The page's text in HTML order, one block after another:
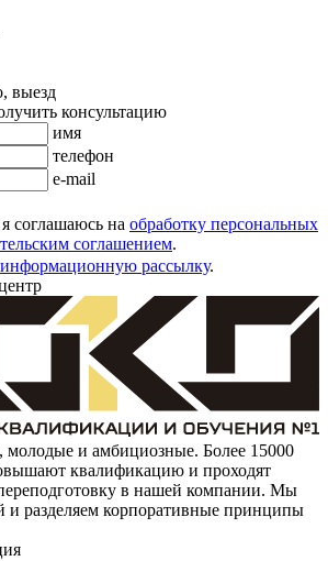
выезд
консультацию
имя
телефон
e-mail
соглашаюсь на обработку персональных
соглашением.
информационную рассылку.
и амбициозные. Более 15000
квалификацию и проходят
в нашей компании. Мы
и разделяем корпоративные принципы